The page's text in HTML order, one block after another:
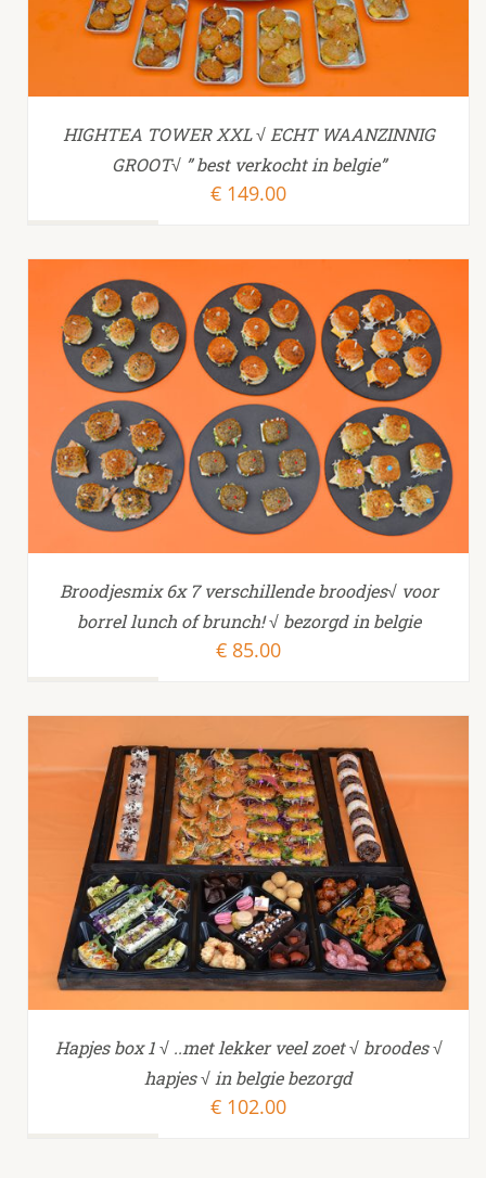
HIGHTEA TOWER XXL √ ECHT WAANZINNIG
GROOT√ ” best verkocht in belgie”
€ 149.00
TOEVOEGEN AAN WINKELWAGEN /
Broodjesmix 6x 7 verschillende broodjes√ voor
borrel lunch of brunch! √ bezorgd in belgie
€ 85.00
TOEVOEGEN AAN WINKELWAGEN
Hapjes box 1 √ ..met lekker veel zoet √ broodes √
hapjes √ in belgie bezorgd
€ 102.00